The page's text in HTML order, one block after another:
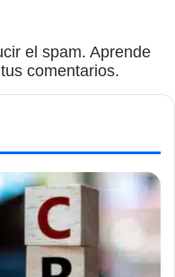
el spam. Aprende
comentarios.